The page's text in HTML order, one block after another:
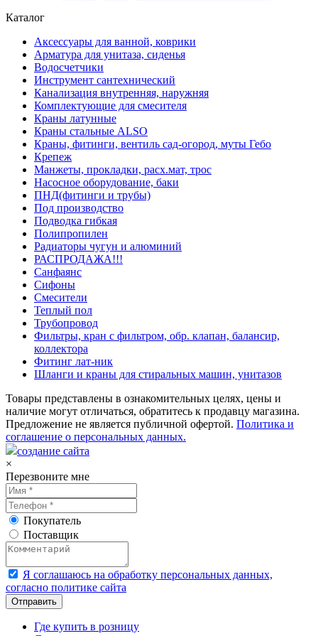
Каталог
Аксессуары для ванной, коврики
Арматура для унитаза, сиденья
Водосчетчики
Инструмент сантехнический
Канализация внутренняя, наружняя
Комплектующие для смесителя
Краны латунные
Краны стальные ALSO
Краны, фитинги, вентиль сад-огород, муты Гебо
Крепеж
Манжеты, прокладки, расх.мат, трос
Насосное оборудование, баки
ПНД(фитинги и трубы)
Под производство
Подводка гибкая
Полипропилен
Радиаторы чугун и алюминий
РАСПРОДАЖА!!!
Санфаянс
Сифоны
Смесители
Теплый пол
Трубопровод
Фильтры, кран с фильтром, обр. клапан, балансир,
коллектора
Фитинг лат-ник
Шланги и краны для стиральных машин, унитазов
Товары представлены в ознакомительных целях, цены и
наличие могут отличаться, обратитесь к продавцу магазина.
Предложение не является публичной офертой. Политика и
соглашение о персональных данных.
создание сайта
×
Перезвоните мне
Покупатель
Поставщик
Я соглашаюсь на обработку персональных данных,
согласно политике сайта
Где купить в розницу